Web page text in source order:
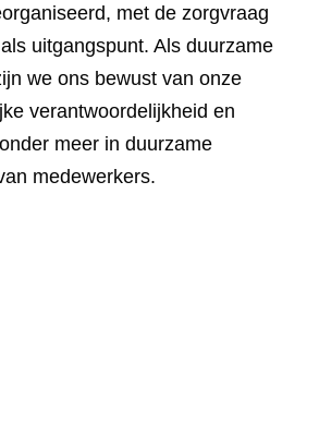
met de zorgvraag
uitgangspunt. Als duurzame
we ons bewust van onze
verantwoordelijkheid en
meer in duurzame
medewerkers.